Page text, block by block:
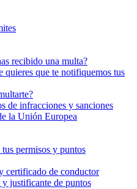
recibido una multa?
quieres que te notifiquemos tus
de infracciones y sanciones
la Unión Europea
permisos y puntos
certificado de conductor
y justificante de puntos